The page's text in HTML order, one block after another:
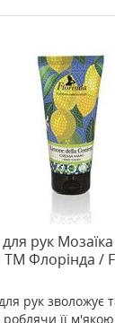
Calcium
On-The-Go 14
таблеток ТМ
Life
147 грн
рук
Флорінда /
рук зволожує
роблячи її